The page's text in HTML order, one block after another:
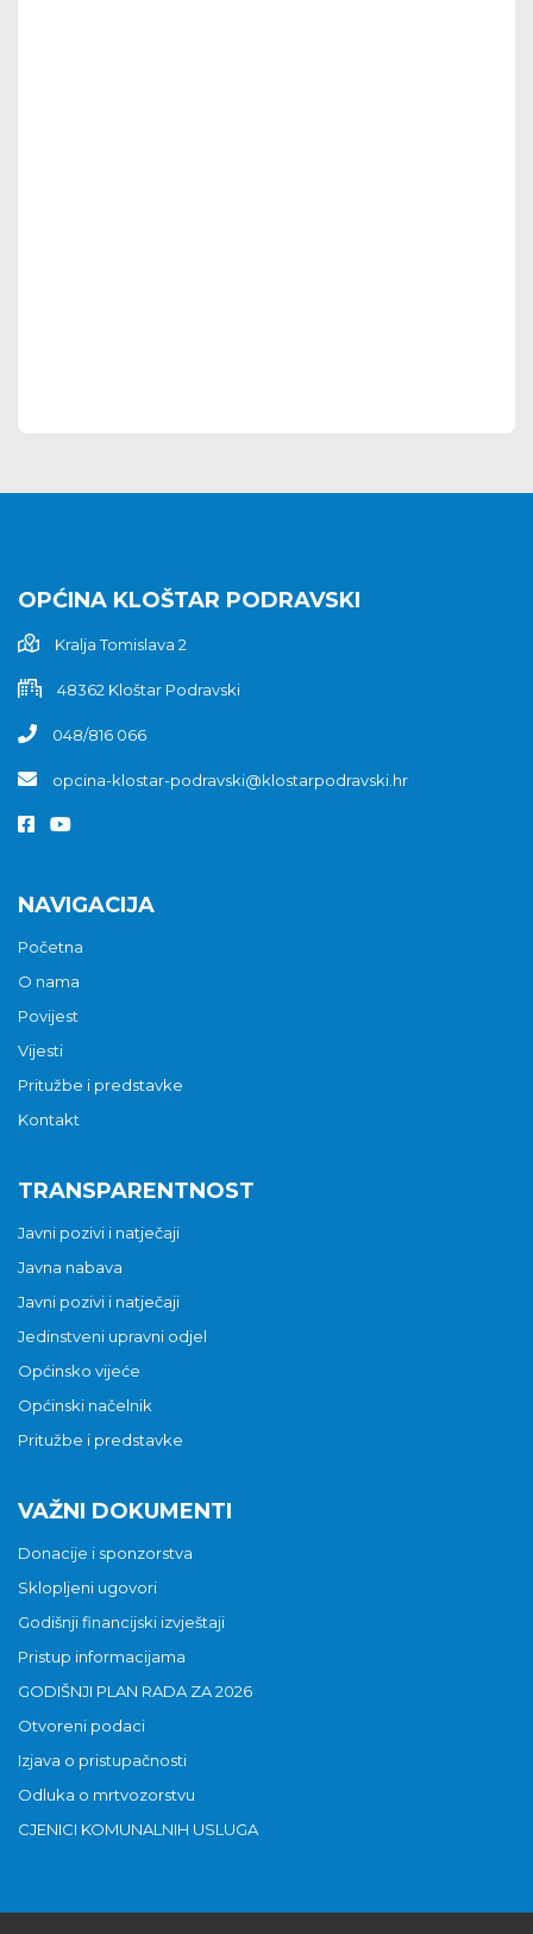
OPĆINA KLOŠTAR PODRAVSKI
Kralja Tomislava 2
48362 Kloštar Podravski
048/816 066
opcina-klostar-podravski@klostarpodravski.hr
NAVIGACIJA
Početna
O nama
Povijest
Vijesti
Pritužbe i predstavke
Kontakt
TRANSPARENTNOST
Javni pozivi i natječaji
Javna nabava
Javni pozivi i natječaji
Jedinstveni upravni odjel
Općinsko vijeće
Općinski načelnik
Pritužbe i predstavke
VAŽNI DOKUMENTI
Donacije i sponzorstva
Sklopljeni ugovori
Godišnji financijski izvještaji
Pristup informacijama
GODIŠNJI PLAN RADA ZA 2026
Otvoreni podaci
Izjava o pristupačnosti
Odluka o mrtvozorstvu
CJENICI KOMUNALNIH USLUGA